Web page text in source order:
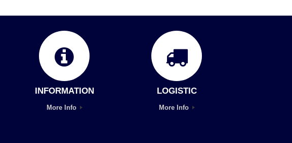
INFORMATION
More Info
LOGISTIC
More Info